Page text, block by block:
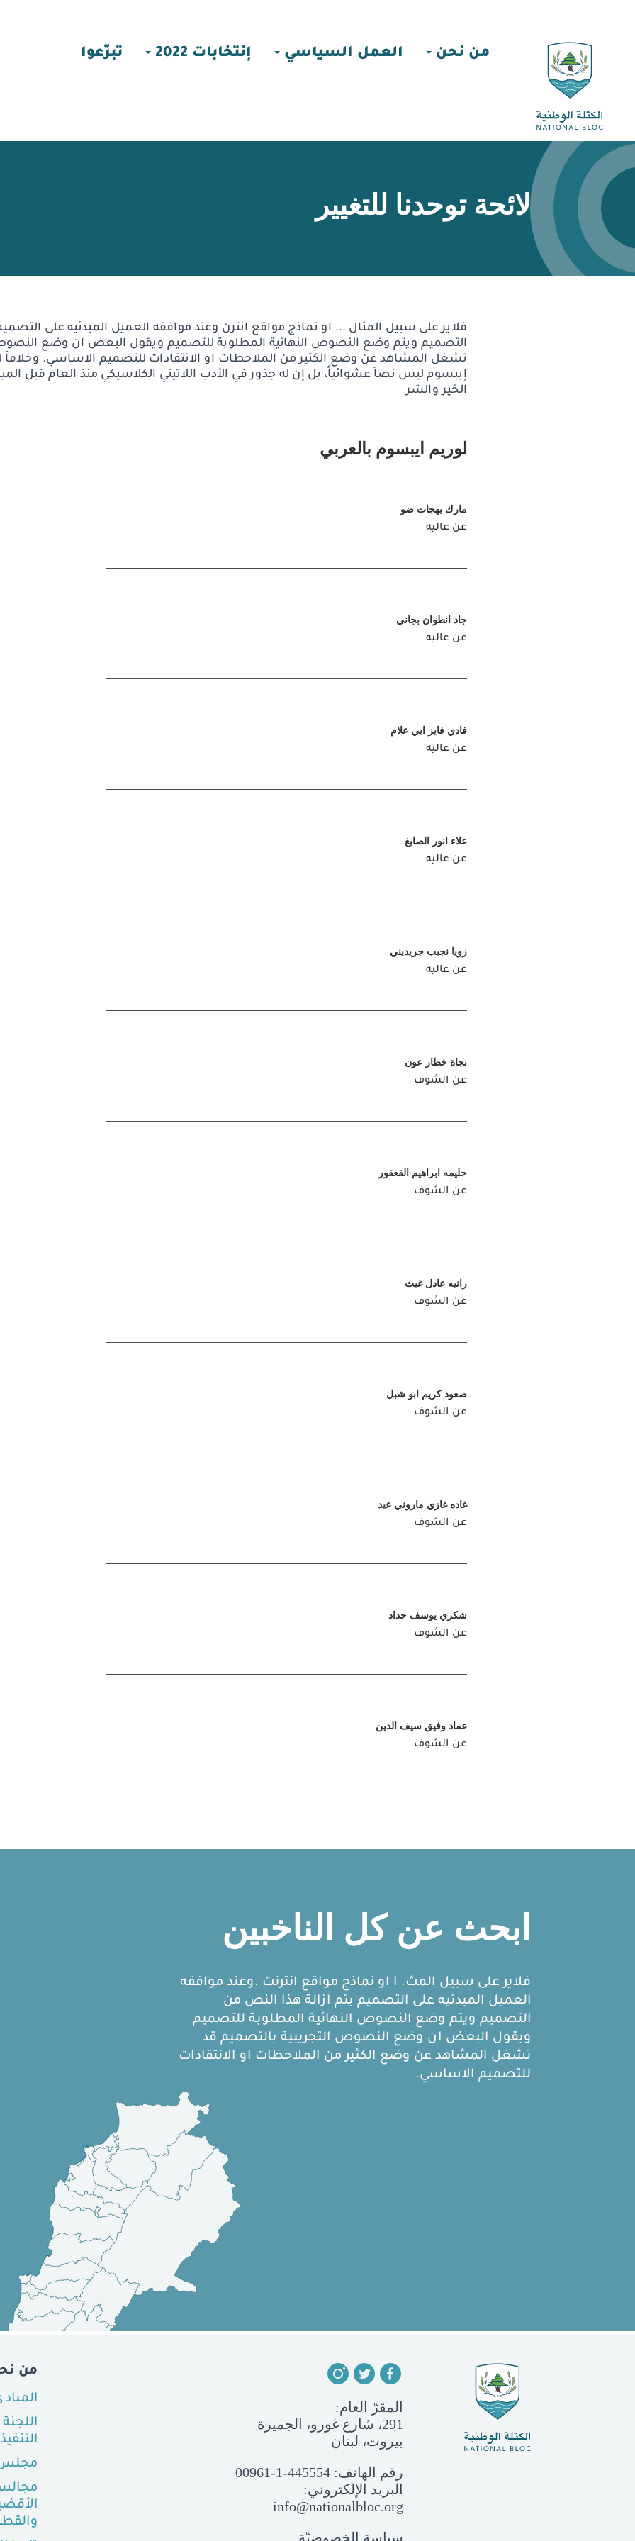
تبرّعوا إنتخابات 2022 العمل السياسي من نحن
لائحة توحدنا للتغيير
فلاير على سبيل المثال ... او نماذج مواقع انترن وعند موافقه العميل المبدئيه على
التصميم ويتم وضع النصوص النهائية المطلوبة للتصميم ويقول البعض ان وضع النصوص
تشغل المشاهد عن وضع الكثير من الملاحظات او الانتقادات للتصميم الاساسي. وخلافاَ
إيبسوم ليس نصاَ عشوائياً، بل إن له جذور في الأدب اللاتيني الكلاسيكي منذ العام قبل
الخير والشر
لوريم ايبسوم بالعربي
مارك بهجات ضو
عن عاليه
جاد انطوان بجاني
عن عاليه
فادي فايز ابي علام
عن عاليه
علاء انور الصايغ
عن عاليه
زويا نجيب جريديني
عن عاليه
نجاة خطار عون
عن الشوف
حليمه ابراهيم القعقور
عن الشوف
رانيه عادل غيث
عن الشوف
صعود كريم ابو شبل
عن الشوف
غاده غازي ماروني عيد
عن الشوف
شكري يوسف حداد
عن الشوف
عماد وفيق سيف الدين
عن الشوف
ابحث عن كل الناخبين
فلاير على سبيل المث. ا او نماذج مواقع انترنت .وعند موافقه
العميل المبدئيه على التصميم يتم ازالة هذا النص من
التصميم ويتم وضع النصوص النهائية المطلوبة للتصميم
ويقول البعض ان وضع النصوص التجريبية بالتصميم قد
تشغل المشاهد عن وضع الكثير من الملاحظات او الانتقادات
للتصميم الاساسي.
من
اللجنة
مجلس
المقرّ العام:
291، شارع غورو، الجميزة
بيروت، لبنان
رقم الهاتف:00961-1-445554
البريد الإلكتروني:
info@nationalbloc.org
سياسة الخصوصيّة